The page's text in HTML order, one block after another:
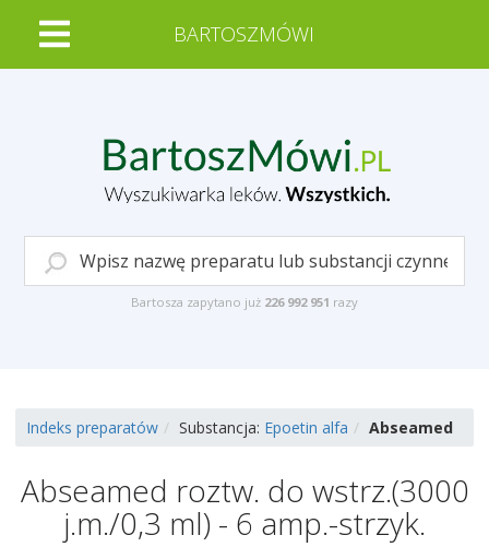
BARTOSZMÓWI
Bartosza zapytano już 226 992 951 razy
Indeks preparatów Substancja: Epoetin alfa Abseamed
Abseamed roztw. do wstrz.(3000
j.m./0,3 ml) - 6 amp.-strzyk.